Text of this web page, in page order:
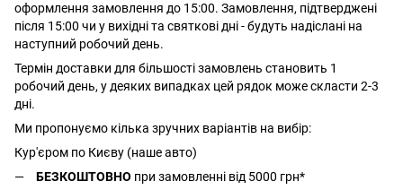
оформлення замовлення до 15:00. Замовлення, підтверджені
після 15:00 чи у вихідні та святкові дні - будуть надіслані на
наступний робочий день.
Термін доставки для більшості замовлень становить 1
робочий день, у деяких випадках цей рядок може скласти 2-3
дні.
Ми пропонуємо кілька зручних варіантів на вибір:
Кур'єром по Києву (наше авто)
БЕЗКОШТОВНО при замовленні від 5000 грн*